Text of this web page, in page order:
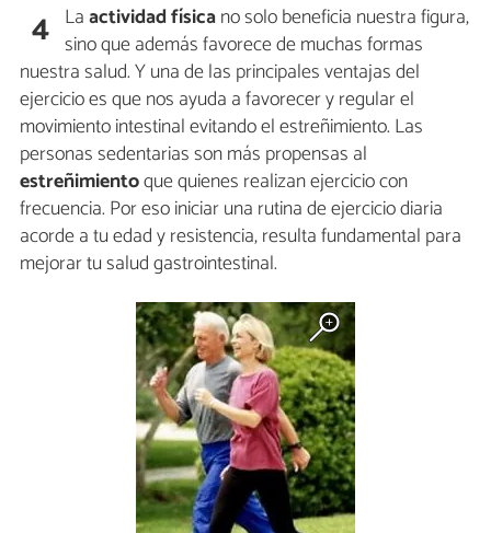
4 Laactividad físicano solo beneficia nuestra figura,
sino que además favorece de muchas formas
nuestra salud. Y una de las principales ventajas del
ejercicio es que nos ayuda a favorecer y regular el
movimiento intestinal evitando el estreñimiento. Las
personas sedentarias son más propensas al
estreñimientoque quienes realizan ejercicio con
frecuencia. Por eso iniciar una rutina de ejercicio diaria
acorde a tu edad y resistencia, resulta fundamental para
mejorar tu salud gastrointestinal.